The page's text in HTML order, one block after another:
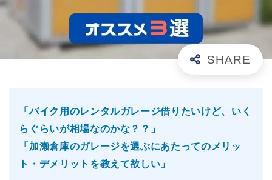
「バイク用のレンタルガレージ借りたいけど、いく
らぐらいが相場なのかな？？」
「加瀬倉庫のガレージを選ぶにあたってのメリッ
ト・デメリットを教えて欲しい」